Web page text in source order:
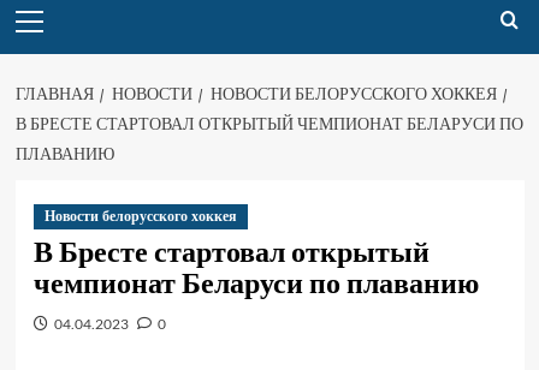
ГЛАВНАЯ НОВОСТИ
НОВОСТИ БЕЛОРУССКОГО ХОККЕЯ
В БРЕСТЕ СТАРТОВАЛ ОТКРЫТЫЙ ЧЕМПИОНАТ БЕЛАРУСИ ПО
ПЛАВАНИЮ
Новости белорусского хоккея
В Бресте стартовал открытый
чемпионат Беларуси по плаванию
04.04.2023 0